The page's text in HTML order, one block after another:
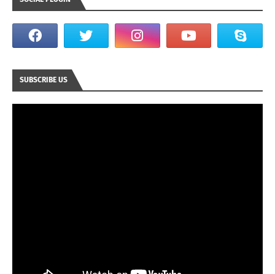
SUBSCRIBE US